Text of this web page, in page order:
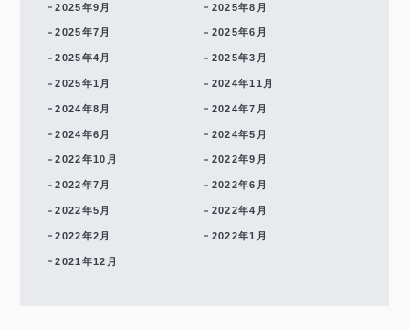
2025年9月 2025年8月
2025年7月 2025年6月
2025年4月 2025年3月
2025年1月 2024年11月
2024年8月 2024年7月
2024年6月 2024年5月
2022年10月 2022年9月
2022年7月 2022年6月
2022年5月 2022年4月
2022年2月 2022年1月
2021年12月